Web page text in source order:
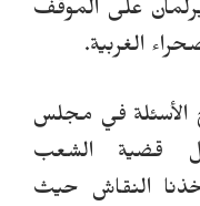
على الموقف
الغربية.
في مجلس
قضية الشعب
النقاش حيث